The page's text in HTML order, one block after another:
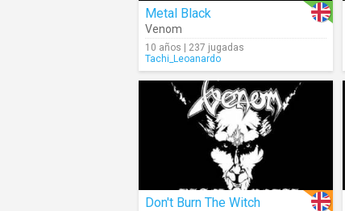
Metal Black
Venom
10 años | 237 jugadas
Tachi_Leoanardo
Don't Burn The Witch